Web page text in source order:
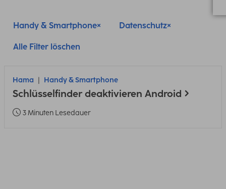
Handy & Smartphone Datenschutz
Alle Filter löschen
Hama Handy & Smartphone
Schlüsselfinder deaktivieren Android
3 Minuten Lesedauer